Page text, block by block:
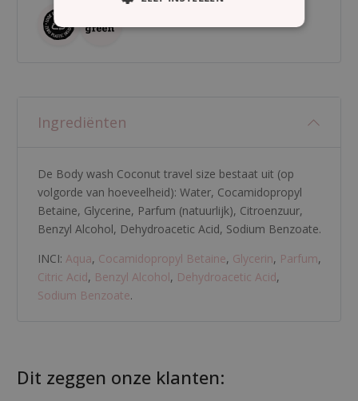
Ingrediënten
De Body wash Coconut travel size bestaat uit (op
volgorde van hoeveelheid): Water, Cocamidopropyl
Betaine, Glycerine, Parfum (natuurlijk), Citroenzuur,
Benzyl Alcohol, Dehydroacetic Acid, Sodium Benzoate.
INCI: Aqua, Cocamidopropyl Betaine, Glycerin, Parfum,
Citric Acid, Benzyl Alcohol, Dehydroacetic Acid,
Sodium Benzoate.
Dit zeggen onze klanten: